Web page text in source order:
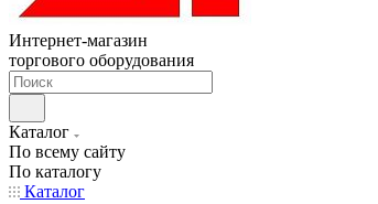
Интернет-магазин
торгового оборудования
Каталог
По всему сайту
По каталогу
Каталог